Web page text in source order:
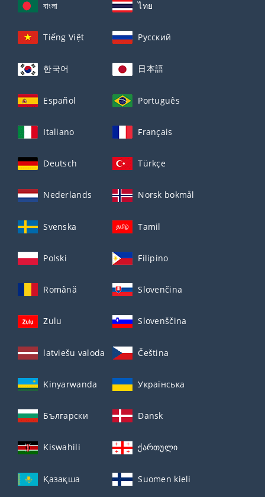
বাংলা ไทย
Tiếng Việt Русский
한국어 日本語
Español Português
Italiano Français
Deutsch Türkçe
Nederlands Norsk bokmål
Svenska Tamil
Polski Filipino
Română Slovenčina
Zulu Slovenščina
latviešu valoda Čeština
Kinyarwanda Українська
Български Dansk
Kiswahili ქართული
Қазақша Suomen kieli